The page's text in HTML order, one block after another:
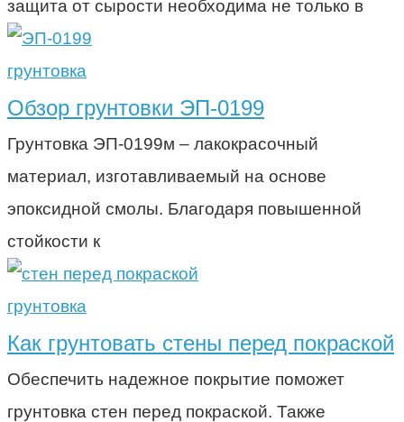
защита от сырости необходима не только в
грунтовка
Обзор грунтовки ЭП-0199
Грунтовка ЭП-0199м – лакокрасочный
материал, изготавливаемый на основе
эпоксидной смолы. Благодаря повышенной
стойкости к
грунтовка
Как грунтовать стены перед покраской
Обеспечить надежное покрытие поможет
грунтовка стен перед покраской. Также